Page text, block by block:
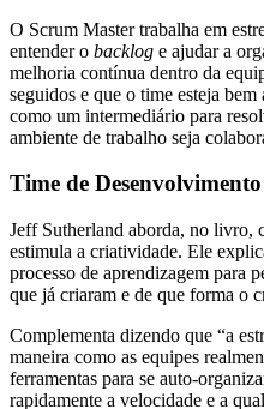
O Scrum Master trabalha em
entender o backlog e ajudar a
melhoria contínua dentro da
seguidos e que o time esteja
como um intermediário para
ambiente de trabalho seja
Time de Desenvolvimento
Jeff Sutherland aborda, no livro,
estimula a criatividade. Ele
processo de aprendizagem para
que já criaram e de que forma o
Complementa dizendo que “a
maneira como as equipes
ferramentas para se auto-
rapidamente a velocidade e a